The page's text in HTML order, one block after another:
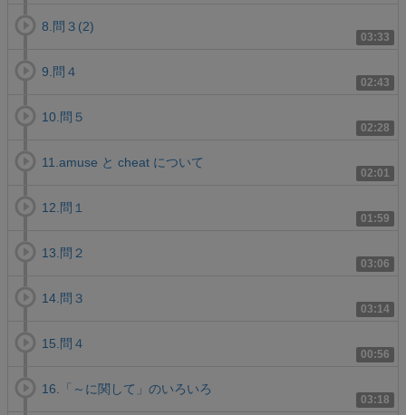
03:33
8.問３(2)
02:43
9.問４
02:28
10.問５
02:01
11.amuse と cheat について
01:59
12.問１
03:06
13.問２
03:14
14.問３
00:56
15.問４
03:18
16.「～に関して」のいろいろ